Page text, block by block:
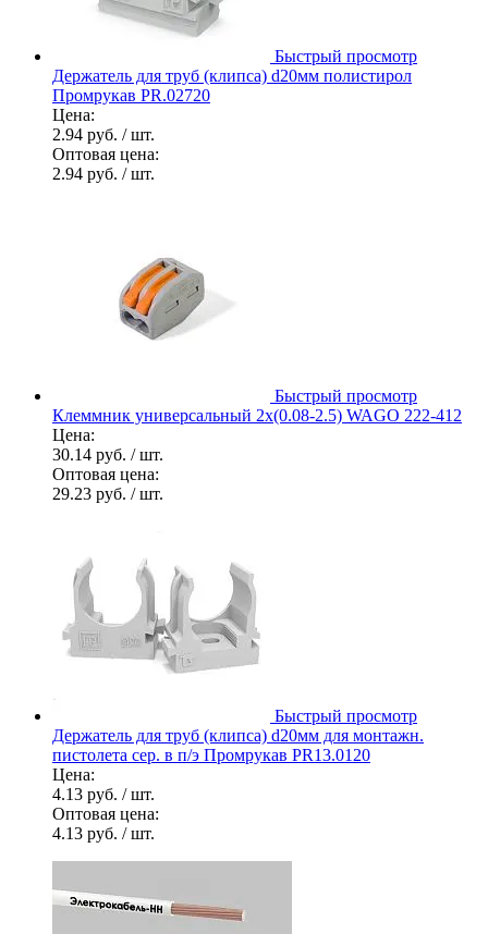
Быстрый просмотр
Держатель для труб (клипса) d20мм полистирол
Промрукав PR.02720
Цена:
2.94 руб. / шт.
Оптовая цена:
2.94 руб. / шт.
Быстрый просмотр
Клеммник универсальный 2х(0.08-2.5) WAGO 222-412
Цена:
30.14 руб. / шт.
Оптовая цена:
29.23 руб. / шт.
Быстрый просмотр
Держатель для труб (клипса) d20мм для монтажн.
пистолета сер. в п/э Промрукав PR13.0120
Цена:
4.13 руб. / шт.
Оптовая цена:
4.13 руб. / шт.